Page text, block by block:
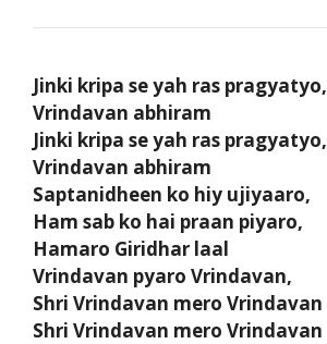
Jinki kripa se yah ras pragyatyo,
Vrindavan abhiram
Jinki kripa se yah ras pragyatyo,
Vrindavan abhiram
Saptanidheen ko hiy ujiyaaro,
Ham sab ko hai praan piyaro,
Hamaro Giridhar laal
Vrindavan pyaro Vrindavan,
Shri Vrindavan mero Vrindavan
Shri Vrindavan mero Vrindavan